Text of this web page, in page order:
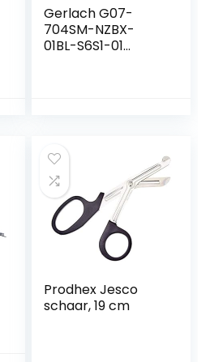
Gerlach G07-
704SM-NZBX-
01BL-S6S1-01
Prodhex Jesco
schaar, 19 cm